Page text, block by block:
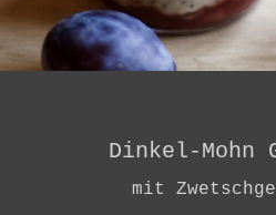
Dinkel-Mohn
mit